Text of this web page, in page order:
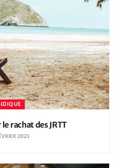
rachat des JRTT
2023